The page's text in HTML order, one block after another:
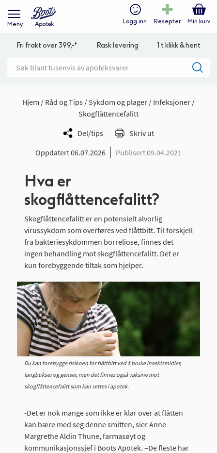
Meny Logg inn Resepter Min kurv
Fri frakt over 399,-* Rask levering 1 t klikk & hent
Hjem Råd og Tips Sykdom og plager
Infeksjoner
Skogflåttencefalitt
Del/tips
Skriv ut
Oppdatert 06.07.2026
Publisert 09.04.2021
Hva er
skogflåttencefalitt?
Skogflåttencefalitt er en potensielt alvorlig
virussykdom som overføres ved flåttbitt. Til forskjell
fra bakteriesykdommen borreliose, finnes det
ingen behandling mot skogflåttencefalitt. Det er
kun forebyggende tiltak som hjelper.
Du kan forebygge risikoen for flåttbitt ved å bruke insektsmidler,
langbukser og genser, men det finnes også vaksine mot
skogflåttencefalitt som kan settes i apotek.
-Det er nok mange som ikke er klar over at flåtten
kan bære med seg denne smitten, sier Anne
Margrethe Aldin Thune, farmasøyt og
kommunikasjonssjef i Boots Apotek. –De fleste har